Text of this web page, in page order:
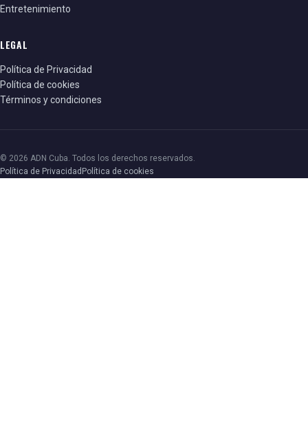
Entretenimiento
LEGAL
Política de Privacidad
Política de cookies
Términos y condiciones
© 2026 ADN Cuba. Todos los derechos reservados.
Política de Privacidad Política de cookies